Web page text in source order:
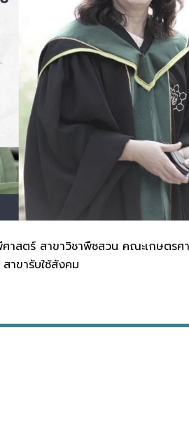
ศาสตร์ สาขาวิชาพืชสวน คณะเกษตร
าขารับใช้สังคม